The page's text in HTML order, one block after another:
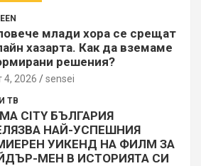
млади хора се срещат
хазарта. Как да вземаме
решения?
4, 2026 sensei
ТВ
CITY БЪЛГАРИЯ
НАЙ-УСПЕШНИЯ
УИКЕНД НА ФИЛМ ЗА
МЕН В ИСТОРИЯТА СИ